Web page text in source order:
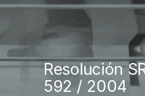
Resolución
592 / 2004